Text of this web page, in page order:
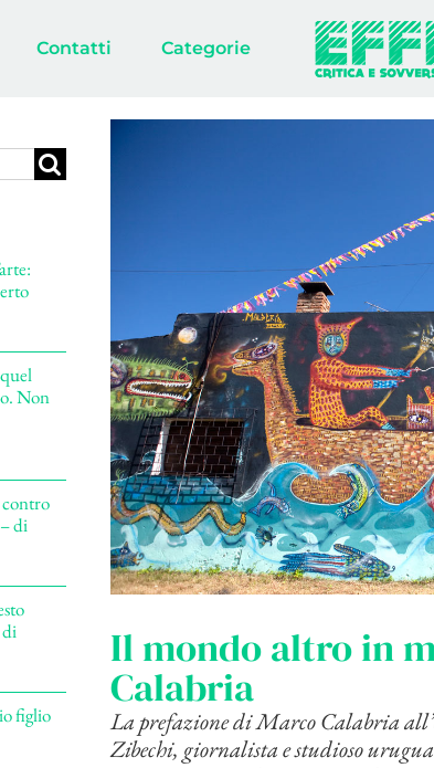
Contatti Categorie
Il mondo altro in
Calabria
La prefazione di Marco Calabria
Zibechi, giornalista e studioso
Non
di
figlio